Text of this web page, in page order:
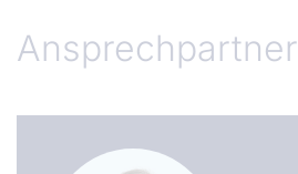
Ansprechpartner